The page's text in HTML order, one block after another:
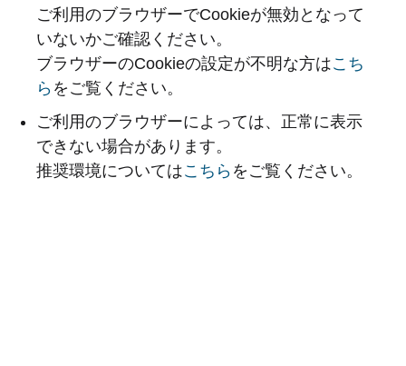
ご利用のブラウザーでCookieが無効となって
いないかご確認ください。
ブラウザーのCookieの設定が不明な方はこち
ら をご覧ください。
ご利用のブラウザーによっては、正常に表示
できない場合があります。
推奨環境についてはこちら をご覧ください。